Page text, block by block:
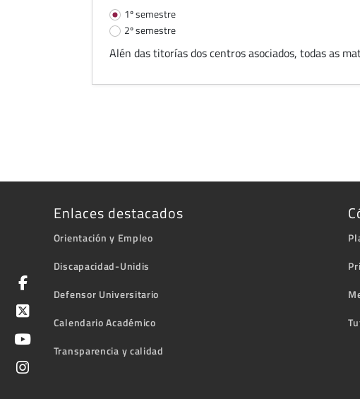
common-
1º semestre
2º semestre
Alén das titorías dos centros asociados, todas as
Enlaces destacados
Orientación y Empleo
Discapacidad-Unidis
Defensor Universitario
Calendario Académico
Transparencia y calidad